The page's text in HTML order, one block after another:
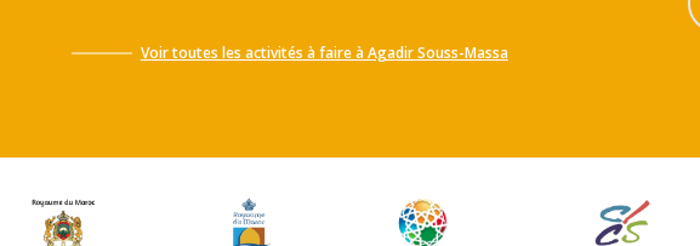
Voir toutes les activités à faire àAgadir Souss-Massa